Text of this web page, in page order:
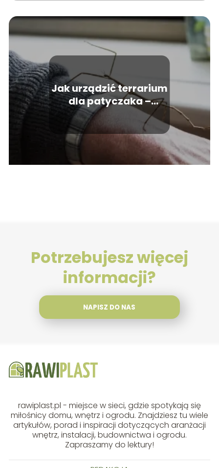
Jak urządzić terrarium
dla patyczaka –
praktyczny poradnik
Potrzebujesz więcej
informacji?
NAPISZ DO NAS
rawiplast.pl - miejsce w sieci, gdzie spotykają się
miłośnicy domu, wnętrz i ogrodu. Znajdziesz tu wiele
artykułów, porad i inspiracji dotyczących aranżacji
wnętrz, instalacji, budownictwa i ogrodu.
Zapraszamy do lektury!